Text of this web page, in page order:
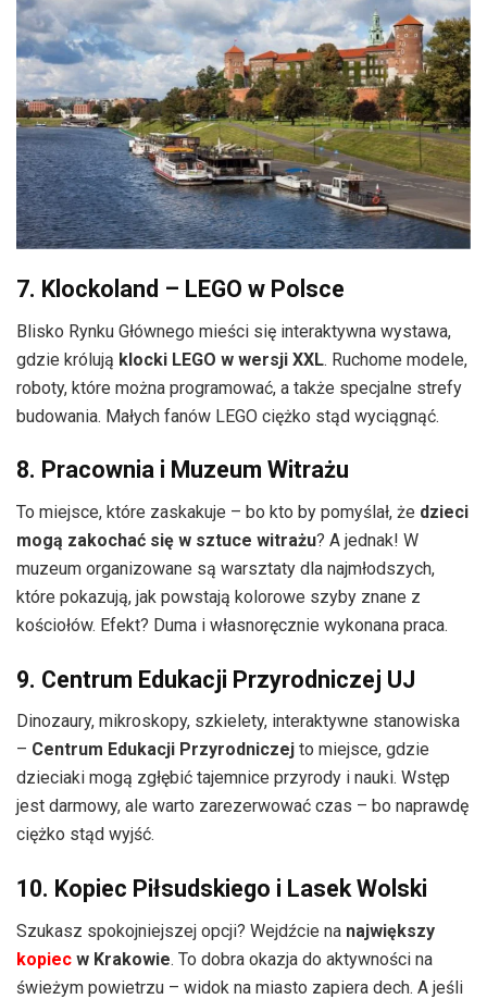
7. Klockoland – LEGO w Polsce
Blisko Rynku Głównego mieści się interaktywna wystawa,
gdzie królują klocki LEGO w wersji XXL. Ruchome modele,
roboty, które można programować, a także specjalne strefy
budowania. Małych fanów LEGO ciężko stąd wyciągnąć.
8. Pracownia i Muzeum Witrażu
To miejsce, które zaskakuje – bo kto by pomyślał, że dzieci
mogą zakochać się w sztuce witrażu? A jednak! W
muzeum organizowane są warsztaty dla najmłodszych,
które pokazują, jak powstają kolorowe szyby znane z
kościołów. Efekt? Duma i własnoręcznie wykonana praca.
9. Centrum Edukacji Przyrodniczej UJ
Dinozaury, mikroskopy, szkielety, interaktywne stanowiska
– Centrum Edukacji Przyrodniczej to miejsce, gdzie
dzieciaki mogą zgłębić tajemnice przyrody i nauki. Wstęp
jest darmowy, ale warto zarezerwować czas – bo naprawdę
ciężko stąd wyjść.
10. Kopiec Piłsudskiego i Lasek Wolski
Szukasz spokojniejszej opcji? Wejdźcie na największy
kopiec w Krakowie. To dobra okazja do aktywności na
świeżym powietrzu – widok na miasto zapiera dech. A jeśli